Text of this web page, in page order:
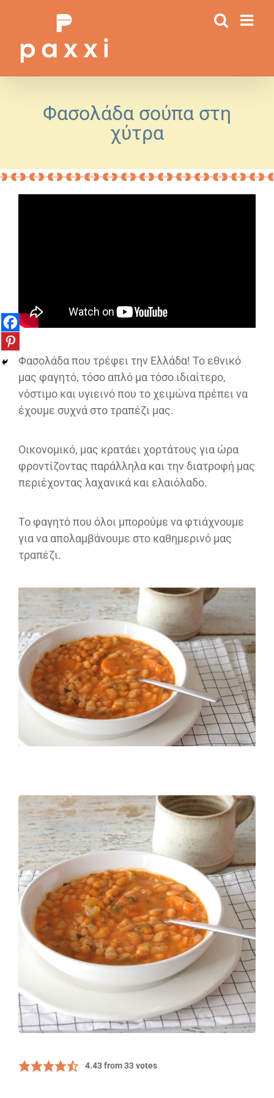
περιεχόμενο
Φασολάδα σούπα στη
χύτρα
Φασολάδα που τρέφει την Ελλάδα! Το εθνικό
μας φαγητό, τόσο απλό μα τόσο ιδιαίτερο,
νόστιμο και υγιεινό που το χειμώνα πρέπει να
έχουμε συχνά στο τραπέζι μας.
Οικονομικό, μας κρατάει χορτάτους για ώρα
φροντίζοντας παράλληλα και την διατροφή μας
περιέχοντας λαχανικά και ελαιόλαδο.
Το φαγητό που όλοι μπορούμε να φτιάχνουμε
για να απολαμβάνουμε στο καθημερινό μας
τραπέζι.
4.43from33votes